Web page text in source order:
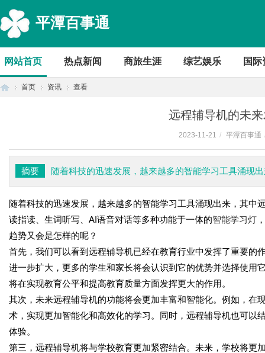
平潭百事通
网站首页 热点新闻 商旅生涯 综艺娱乐 国际
首页 资讯 查看
远程辅导机的未
2023-11-21 / 平潭百事通
摘要 随着科技的迅速发展，越来越多的智能学习工具涌现
随着科技的迅速发展，越来越多的智能学习工具涌现出来，其
读指读、生词听写、 AI语音对话等多种功能于一体的智能学习灯
趋势又会是怎样的呢？
首先，我们可以看到远程辅导机已经在教育行业中发挥了重要的
进一步扩大，更多的学生和家长将会认识到它的优势并选择使用
将在实现教育公平和提高教育质量方面发挥更大的作用。
其次，未来远程辅导机的功能将会更加丰富和智能化。例如，在
术，实现更加智能化和高效化的学习。同时，远程辅导机也可以
体验。
第三，远程辅导机将与学校教育更加紧密结合。未来，学校将更